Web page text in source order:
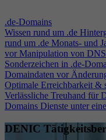
.de-Domains
Wissen rund um .de
rund um .de Monats- und
vor Manipulation von
Sonderzeichen in .de-
Domaindaten vor
Optimale Erreichbarkeit &
Verlässliche Treuhand für
Domains Dienste unter
DENIC